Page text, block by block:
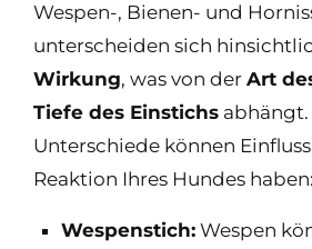
Wespen-, Bienen- und
unterscheiden sich
Wirkung, was von der Art
Tiefe des Einstichs abhängt.
Unterschiede können
Reaktion Ihres Hundes haben:
Wespenstich: Wespen